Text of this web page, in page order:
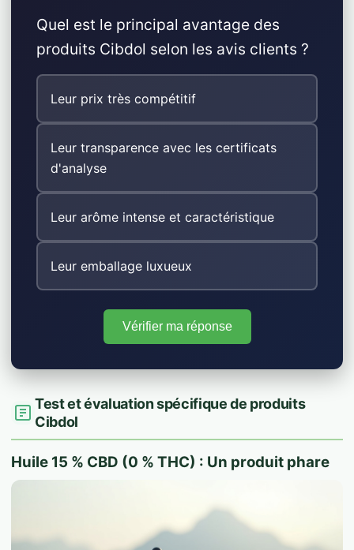
Quel est le principal avantage des
produits Cibdol selon les avis clients ?
Leur prix très compétitif
Leur transparence avec les certificats
d'analyse
Leur arôme intense et caractéristique
Leur emballage luxueux
Vérifier ma réponse
Test et évaluation spécifique de produits
Cibdol
Huile 15 % CBD (0 % THC) : Un produit phare